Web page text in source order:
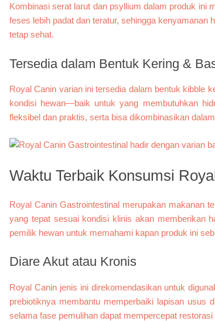
Kombinasi serat larut dan psyllium dalam produk ini
feses lebih padat dan teratur, sehingga
tetap sehat.
Tersedia dalam Bentuk Kering &
Royal Canin varian ini tersedia dalam bentuk kibble
kondisi hewan—baik untuk yang membutuhkan
fleksibel dan praktis, serta bisa dikombinasikan
Waktu Terbaik Konsumsi
Royal Canin Gastrointestinal merupakan makanan
yang tepat sesuai kondisi klinis akan memberikan
pemilik hewan untuk memahami kapan produk ini
Diare Akut atau Kronis
Royal Canin jenis ini direkomendasikan untuk
prebiotiknya membantu memperbaiki lapisan usus
selama fase pemulihan dapat mempercepat